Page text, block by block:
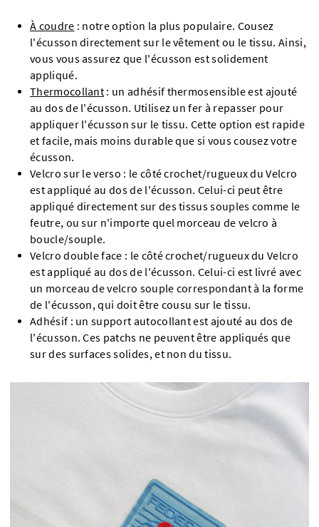
À coudre : notre option la plus populaire. Cousez
l'écusson directement sur le vêtement ou le tissu. Ainsi,
vous vous assurez que l'écusson est solidement
appliqué.
Thermocollant : un adhésif thermosensible est ajouté
au dos de l'écusson. Utilisez un fer à repasser pour
appliquer l'écusson sur le tissu. Cette option est rapide
et facile, mais moins durable que si vous cousez votre
écusson.
Velcro sur le verso : le côté crochet/rugueux du Velcro
est appliqué au dos de l'écusson. Celui-ci peut être
appliqué directement sur des tissus souples comme le
feutre, ou sur n'importe quel morceau de velcro à
boucle/souple.
Velcro double face : le côté crochet/rugueux du Velcro
est appliqué au dos de l'écusson. Celui-ci est livré avec
un morceau de velcro souple correspondant à la forme
de l'écusson, qui doit être cousu sur le tissu.
Adhésif : un support autocollant est ajouté au dos de
l'écusson. Ces patchs ne peuvent être appliqués que
sur des surfaces solides, et non du tissu.